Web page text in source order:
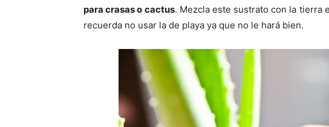
para crasas o cactus. Mezcla este sustrato con la tierra
recuerda no usar la de playa ya que no le hará bien.